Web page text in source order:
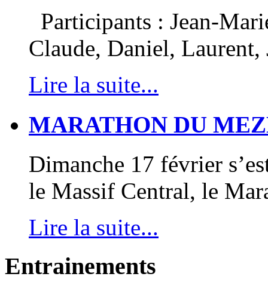
Participants : Jean-
Claude, Daniel,
Lire la suite...
MARATHON DU
Dimanche 17 février
le Massif Central, le
Lire la suite...
Entrainements